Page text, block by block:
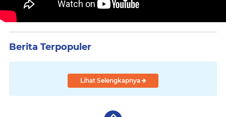
Berita Terpopuler
Lihat Selengkapnya